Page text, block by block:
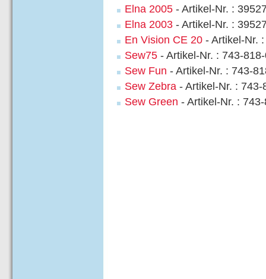
Elna 2005 - Artikel-Nr. :
Elna 2003 - Artikel-Nr. :
En Vision CE 20 - Artikel-Nr.
Sew75 - Artikel-Nr. : 743-
Sew Fun - Artikel-Nr. : 743-
Sew Zebra - Artikel-Nr. : 743-
Sew Green - Artikel-Nr. :